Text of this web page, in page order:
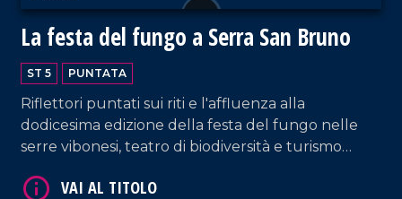
La festa del fungo a Serra San Bruno
ST 5 PUNTATA
Riflettori puntati sui riti e l'affluenza alla
dodicesima edizione della festa del fungo nelle
serre vibonesi, teatro di biodiversità e turismo
VAI AL TITOLO